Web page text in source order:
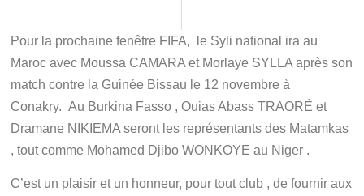
Pour la prochaine fenêtre FIFA, le Syli national ira au
Maroc avec Moussa CAMARA et Morlaye SYLLA après son
match contre la Guinée Bissau le 12 novembre à
Conakry. Au Burkina Fasso , Ouias Abass TRAORÉ et
Dramane NIKIEMA seront les représentants des Matamkas
, tout comme Mohamed Djibo WONKOYE au Niger .
C’est un plaisir et un honneur, pour tout club , de fournir aux